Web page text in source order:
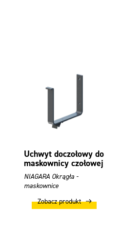
Uchwyt doczołowy do
maskownicy czołowej
NIAGARA Okrągła -
maskownice
Zobacz produkt